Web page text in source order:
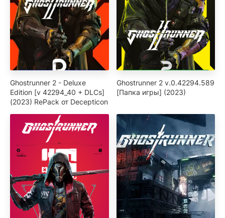
Ghostrunner 2 - Deluxe
Edition [v 42294_40 + DLCs]
(2023) RePack от Decepticon
Ghostrunner 2 v.0.42294.589
[Папка игры] (2023)